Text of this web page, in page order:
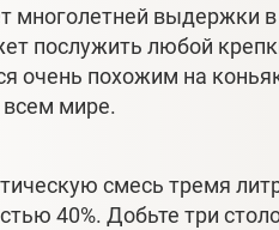
многолетней выдержки
послужить любой
очень похожим на
всем мире.
смесь тремя
40%. Добьте три